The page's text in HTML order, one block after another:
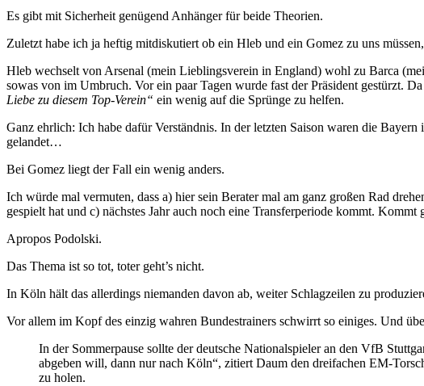
Es gibt mit Sicherheit genügend Anhänger für beide Theorien.
Zuletzt habe ich ja heftig mitdiskutiert ob ein Hleb und ein Gomez zu uns
Hleb wechselt von Arsenal (mein Lieblingsverein in England) wohl zu Barca
sowas von im Umbruch. Vor ein paar Tagen wurde fast der Präsident gestürzt.
Liebe zu diesem Top-Verein“ ein wenig auf die Sprünge zu helfen.
Ganz ehrlich: Ich habe dafür Verständnis. In der letzten Saison waren die
gelandet…
Bei Gomez liegt der Fall ein wenig anders.
Ich würde mal vermuten, dass a) hier sein Berater mal am ganz großen Rad
gespielt hat und c) nächstes Jahr auch noch eine Transferperiode kommt. Kommt
Apropos Podolski.
Das Thema ist so tot, toter geht’s nicht.
In Köln hält das allerdings niemanden davon ab, weiter Schlagzeilen zu
Vor allem im Kopf des einzig wahren Bundestrainers schwirrt so einiges. Und
In der Sommerpause sollte der deutsche Nationalspieler an den VfB
abgeben will, dann nur nach Köln“, zitiert Daum den dreifachen EM-
zu holen.